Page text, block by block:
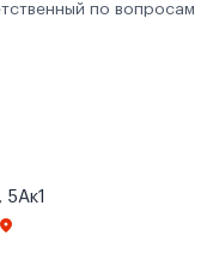
по вопросам